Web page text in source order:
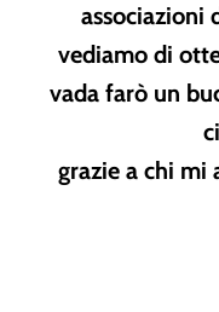
associazioni
vediamo di
vada farò un
grazie a chi mi